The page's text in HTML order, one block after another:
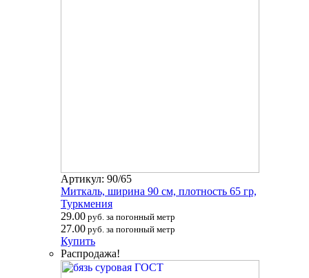
Артикул: 90/65
Миткаль, ширина 90 см, плотность 65 гр,
Туркмения
29.00 руб. за погонный метр
27.00 руб. за погонный метр
Купить
Распродажа!